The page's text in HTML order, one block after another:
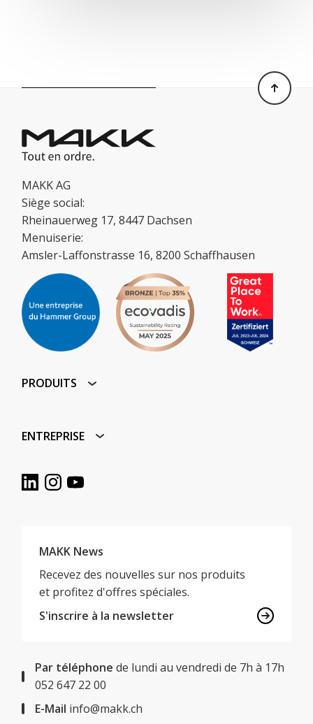
MAKK AG
Siège social:
Rheinauerweg 17, 8447 Dachsen
Menuiserie:
Amsler-Laffonstrasse 16, 8200 Schaffhausen
PRODUITS
ENTREPRISE
MAKK News
Recevez des nouvelles sur nos produits
et profitez d'offres spéciales.
S'inscrire à la newsletter
Par téléphone de lundi au vendredi de 7h à 17h
052 647 22 00
E-Mail info@makk.ch